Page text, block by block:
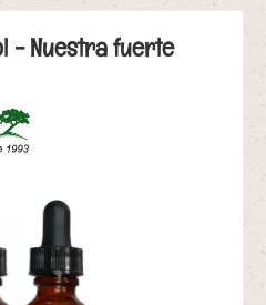
- Nuestra fuerte